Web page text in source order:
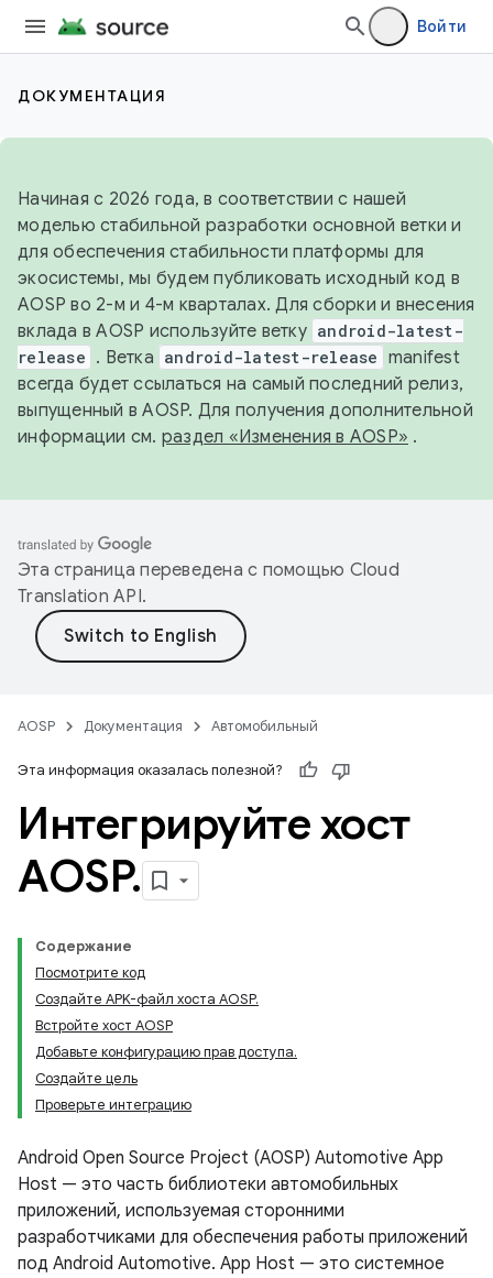
Войти
ДОКУМЕНТАЦИЯ
Начиная с 2026 года, в соответствии с нашей
моделью стабильной разработки основной ветки и
для обеспечения стабильности платформы для
экосистемы, мы будем публиковать исходный код в
AOSP во 2-м и 4-м кварталах. Для сборки и внесения
вклада в AOSP используйте ветку android-latest-
release . Ветка android-latest-release manifest
всегда будет ссылаться на самый последний релиз,
выпущенный в AOSP. Для получения дополнительной
информации см. раздел «Изменения в AOSP» .
Эта страница переведена с помощью Cloud
Translation API.
AOSP Документация Автомобильный
Эта информация оказалась полезной?
Интегрируйте хост
AOSP.
Содержание
Посмотрите код
Создайте APK-файл хоста AOSP.
Встройте хост AOSP
Добавьте конфигурацию прав доступа.
Создайте цель
Проверьте интеграцию
Android Open Source Project (AOSP) Automotive App
Host — это часть библиотеки автомобильных
приложений, используемая сторонними
разработчиками для обеспечения работы приложений
под Android Automotive. App Host — это системное